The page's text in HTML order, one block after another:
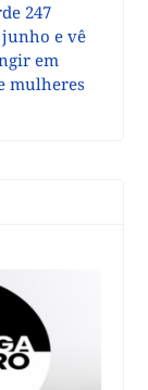
247
e vê
em
mulheres